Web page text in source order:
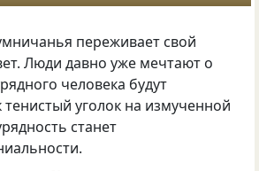
переживает свой
Люди давно уже мечтают о
человека будут
тенистый уголок на измученной
станет